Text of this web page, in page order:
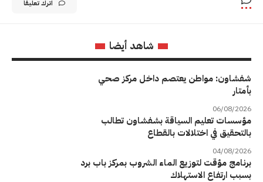
اترك تعليقاً
شاهد أيضا
شفشاون: مواطن يعتصم داخل مركز صحي
بأمتار
06/08/2026
مؤسسات تعليم السياقة بشفشاون تطالب
بالتحقيق في اختلالات بالقطاع
04/08/2026
برنامج مؤقت لتوزيع الماء الشروب بمركز باب برد
بسبب ارتفاع الاستهلاك